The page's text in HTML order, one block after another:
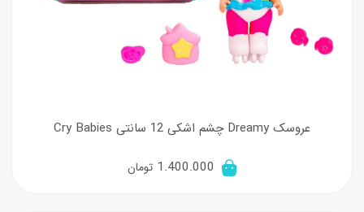
عروسک Dreamy چشم اشکی 12 سانتی Cry Babies
1.400.000 تومان